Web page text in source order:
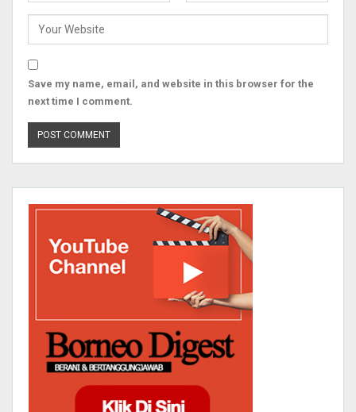
Save my name, email, and website in this browser for the
next time I comment.